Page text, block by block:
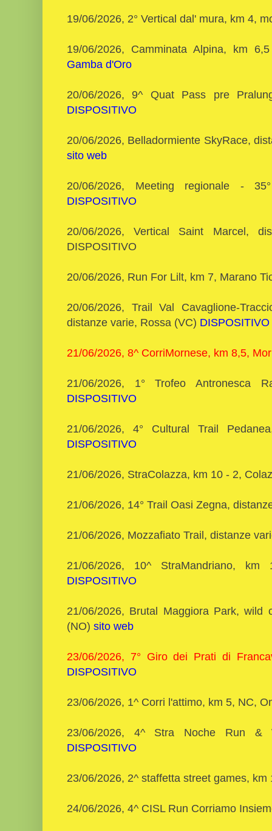
19/06/2026, 2° Vertical dal' mura, km 4,
19/06/2026, Camminata Alpina, km
Gamba d'Oro
20/06/2026, 9^ Quat Pass pre
DISPOSITIVO
20/06/2026, Belladormiente SkyRace,
sito web
20/06/2026, Meeting regionale -
DISPOSITIVO
20/06/2026, Vertical Saint Marcel,
DISPOSITIVO
20/06/2026, Run For Lilt, km 7, Marano
20/06/2026, Trail Val Cavaglione-
distanze varie, Rossa (VC) DISPOSITIVO
21/06/2026, 8^ CorriMornese, km 8,5,
21/06/2026, 1° Trofeo Antronesca
DISPOSITIVO
21/06/2026, 4° Cultural Trail
DISPOSITIVO
21/06/2026, StraColazza, km 10 - 2,
21/06/2026, 14° Trail Oasi Zegna,
21/06/2026, Mozzafiato Trail, distanze
21/06/2026, 10^ StraMandriano,
DISPOSITIVO
21/06/2026, Brutal Maggiora Park, wild
(NO) sito web
23/06/2026, 7° Giro dei Prati di
DISPOSITIVO
23/06/2026, 1^ Corri l'attimo, km 5, NC,
23/06/2026, 4^ Stra Noche Run
DISPOSITIVO
23/06/2026, 2^ staffetta street games,
24/06/2026, 4^ CISL Run Corriamo